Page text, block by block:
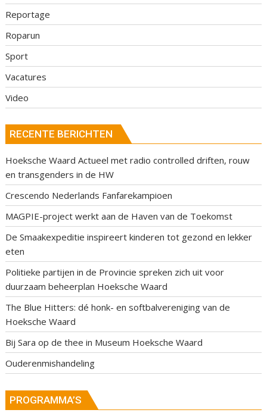
Reportage
Roparun
Sport
Vacatures
Video
RECENTE BERICHTEN
Hoeksche Waard Actueel met radio controlled driften, rouw
en transgenders in de HW
Crescendo Nederlands Fanfarekampioen
MAGPIE-project werkt aan de Haven van de Toekomst
De Smaakexpeditie inspireert kinderen tot gezond en lekker
eten
Politieke partijen in de Provincie spreken zich uit voor
duurzaam beheerplan Hoeksche Waard
The Blue Hitters: dé honk- en softbalvereniging van de
Hoeksche Waard
Bij Sara op de thee in Museum Hoeksche Waard
Ouderenmishandeling
PROGRAMMA’S